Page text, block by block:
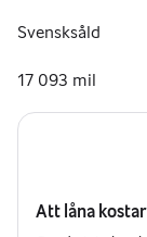
Svensksåld
17 093 mil
Nyrekondad och
Besiktad till
Att låna